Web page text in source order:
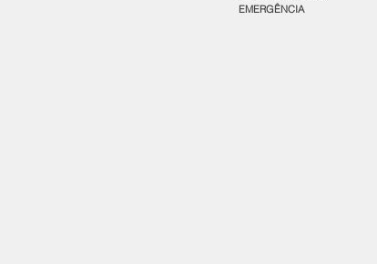
EMERGÊNCIA